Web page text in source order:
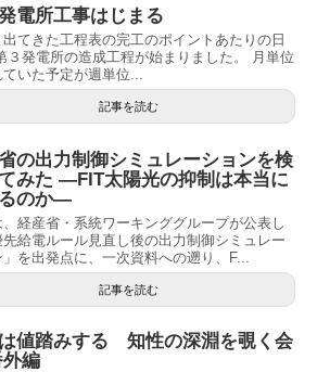
電所工事はじまる
てきた工程表の完工のポイントあたりの日
３発電所の造成工程が始まりました。 月単位
いた予定が週単位...
記事を読む
の出力制御シミュレーションを検
みた ―FIT太陽光の抑制は本当に
のか―
経産省・系統ワーキンググループが公表し
先給電ルール見直し後の出力制御シミュレー
を出発点に、一次資料への遡り、F...
記事を読む
値踏みする 知性の深淵を覗く会
編